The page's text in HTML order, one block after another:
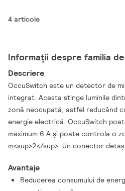
4 articole
Informații despre familia
Descriere
OccuSwitch este un detector de
integrat. Acesta stinge luminile
zonă neocupată, astfel reducând
energie electrică. OccuSwitch
maximum 6 A şi poate controla o
m<sup>2</sup>. Un conector
Este disponibil un cablu Wieland
uşoară, rapidă şi lipsită de
Avantaje
Reducerea consumului de